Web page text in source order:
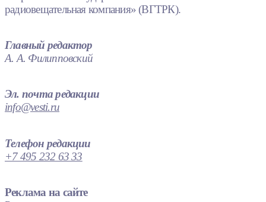
радиовещательная компания» (ВГТРК).
Главный редактор
А. А. Филипповский
Эл. почта редакции
info@vesti.ru
Телефон редакции
+7 495 232 63 33
Реклама на сайте